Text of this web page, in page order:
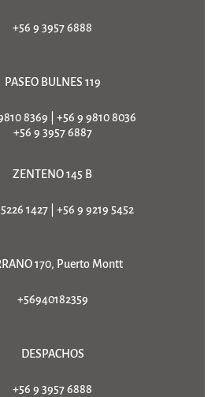
+56 9 3957 6888
PASEO BULNES 119
8369
+56 9 9810 8036
+56 9 3957 6887
ZENTENO 145 B
1427| +56 9 9219 5452
170, Puerto Montt
+56940182359
DESPACHOS
+56 9 3957 6888